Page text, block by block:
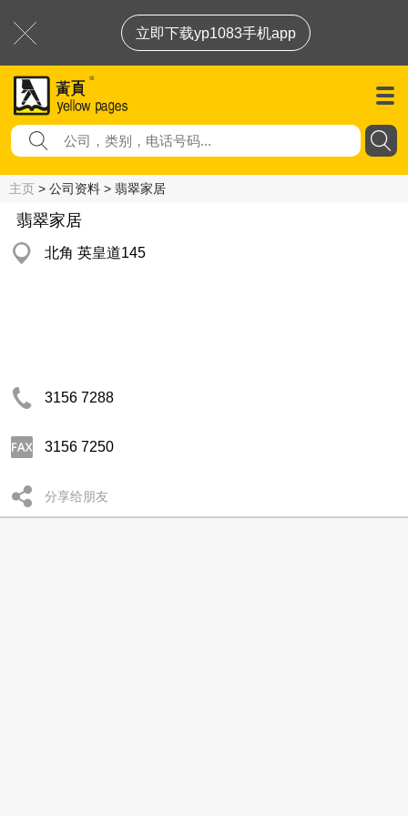
立即下载yp1083手机app
主页 > 公司资料 > 翡翠家居
翡翠家居
北角 英皇道145
3156 7288
3156 7250
分享给朋友